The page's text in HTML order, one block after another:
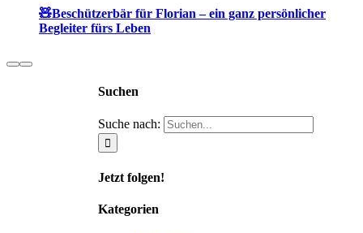
🧸Beschützerbär für Florian – ein ganz persönlicher
Begleiter fürs Leben
Suchen
Suche nach:
Jetzt folgen!
Kategorien